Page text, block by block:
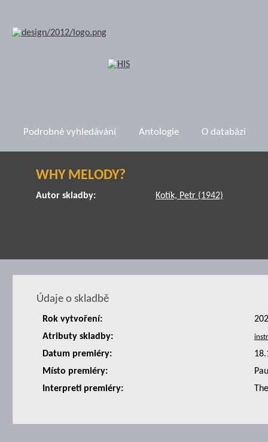
Podrobné vyhledávání Antologie O databázi
WHY MELODY?
Autor skladby: Kotík, Petr (1942)
Údaje o skladbě
Rok vytvoření:
Atributy skladby:
Datum premiéry:
Místo premiéry:
Interpreti premiéry: